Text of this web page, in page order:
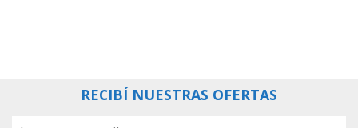
RECIBÍ NUESTRAS OFERTAS